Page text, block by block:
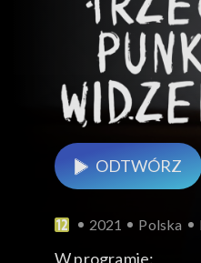
ODTWÓRZ
2021 Polska
W programie: